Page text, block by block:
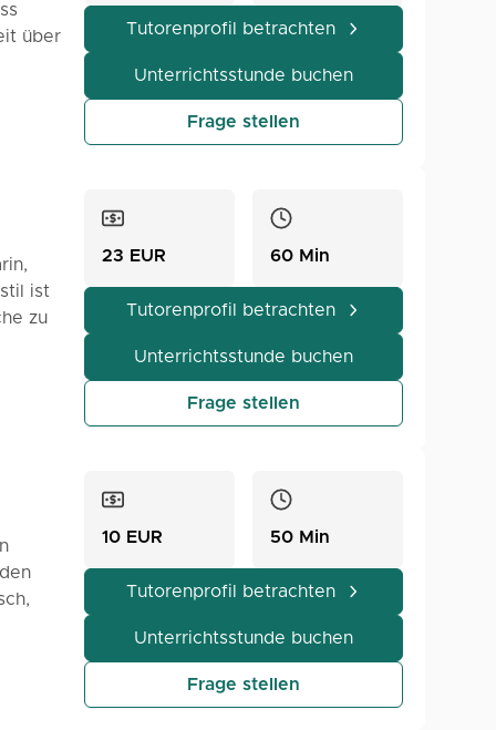
einer
über
für
Tutorenprofil betrachten
Unterrichtsstunde buchen
Frage stellen
ist
zu
Sie
in
23 EUR 60 Min
Tutorenprofil betrachten
Unterrichtsstunde buchen
Frage stellen
10 EUR 50 Min
Tutorenprofil betrachten
Unterrichtsstunde buchen
Frage stellen